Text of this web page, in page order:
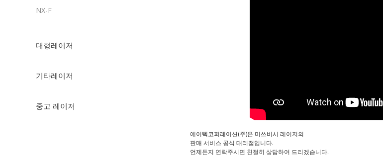
NX-F
대형레이저
기타레이저
중고 레이저
에이텍코퍼레이션(주)은 미쓰비시 레이저의
판매 서비스 공식 대리점입니다.
언제든지 연락주시면 친절히 상담하여 드리겠습니다.